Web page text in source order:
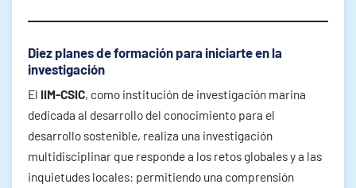
Diez planes de formación para iniciarte en la
investigación
El IIM-CSIC, como institución de investigación marina
dedicada al desarrollo del conocimiento para el
desarrollo sostenible, realiza una investigación
multidisciplinar que responde a los retos globales y a las
inquietudes locales: permitiendo una comprensión